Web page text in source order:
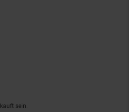
sein.